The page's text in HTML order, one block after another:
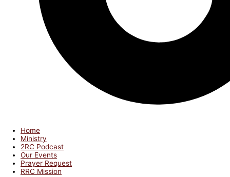
Home
Ministry
2RC Podcast
Our Events
Prayer Request
RRC Mission